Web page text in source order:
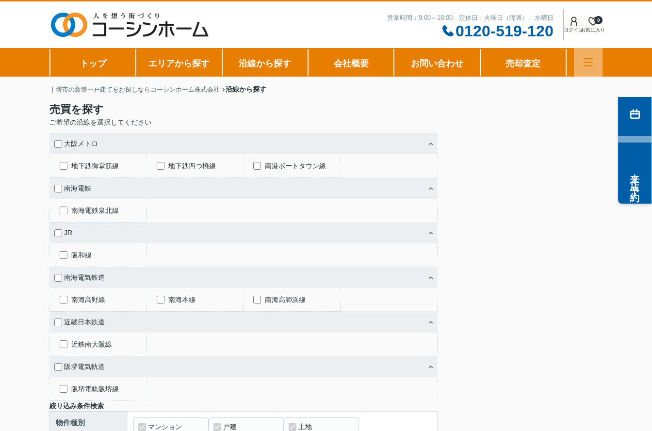
営業時間：9:00～18:00 定休日：火曜日（隔週）、水曜日
0120-519-120 ログインお気に入り
0
トップ エリアから探す 沿線から探す 会社概要 お問い合わせ 売却査定
｜堺市の新築一戸建てをお探しならコーシンホーム株式会社 沿線から探す
売買を探す
ご希望の沿線を選択してください
大阪メトロ
地下鉄御堂筋線 地下鉄四つ橋線 南港ポートタウン線
南海電鉄
南海電鉄泉北線
JR
阪和線
南海電気鉄道
南海高野線 南海本線 南海高師浜線
近畿日本鉄道
近鉄南大阪線
阪堺電気軌道
阪堺電軌阪堺線
絞り込み条件検索
物件種別 マンション 戸建 土地
来店予約